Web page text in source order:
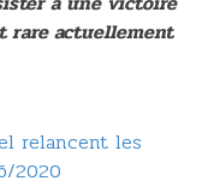
rare actuellement
relancent les
2020